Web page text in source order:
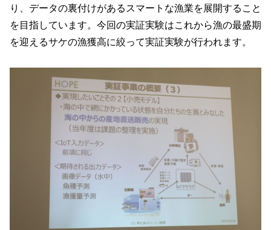
り、データの裏付けがあるスマートな漁業を展開すること
を目指しています。今回の実証実験はこれから漁の最盛期
を迎えるサケの漁獲高に絞って実証実験が行われます。